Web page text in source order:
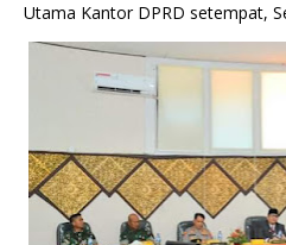
Utama Kantor DPRD setempat,